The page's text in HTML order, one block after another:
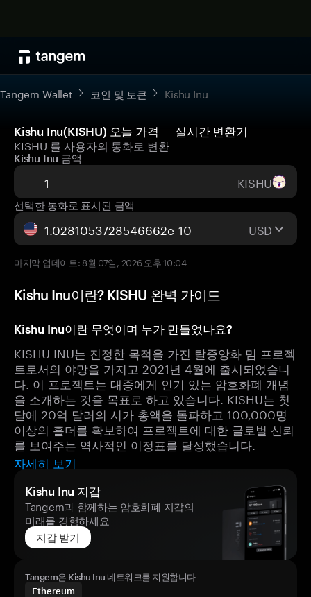
Tangem Wallet 코인 및 토큰 Kishu Inu
Kishu Inu(KISHU) 오늘 가격 — 실시간 변환기
KISHU 를 사용자의 통화로 변환
Kishu Inu 금액
KISHU
선택한 통화로 표시된 금액
USD
마지막 업데이트: 8월 07일, 2026 오후 10:04
Kishu Inu이란? KISHU 완벽 가이드
Kishu Inu이란 무엇이며 누가 만들었나요?
KISHU INU는 진정한 목적을 가진 탈중앙화 밈 프로젝
트로서의 야망을 가지고 2021년 4월에 출시되었습니
다. 이 프로젝트는 대중에게 인기 있는 암호화폐 개념
을 소개하는 것을 목표로 하고 있습니다. KISHU는 첫
달에 20억 달러의 시가 총액을 돌파하고 100,000명
이상의 홀더를 확보하여 프로젝트에 대한 글로벌 신뢰
를 보여주는 역사적인 이정표를 달성했습니다.
자세히 보기
Kishu Inu 지갑
Tangem과 함께하는 암호화폐 지갑의
미래를 경험하세요
지갑 받기
Tangem은 Kishu Inu 네트워크를 지원합니다
Ethereum